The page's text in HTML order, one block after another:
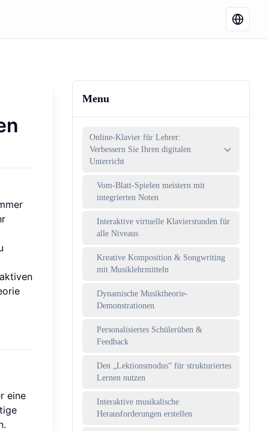
eine
Menu
Online-Klavier für Lehrer:
Verbessern Sie Ihren digitalen
Unterricht
Vom-Blatt-Spielen meistern mit
integrierten Noten
Interaktive virtuelle Klavierstunden für
alle Niveaus
Kreative Komposition & Songwriting
mit Musiklehrmitteln
Dynamische Musiktheorie-
Demonstrationen
Personalisiertes Schülerüben &
Feedback
Den „Lektionsmodus“ für strukturiertes
Lernen nutzen
Interaktive musikalische
Herausforderungen erstellen